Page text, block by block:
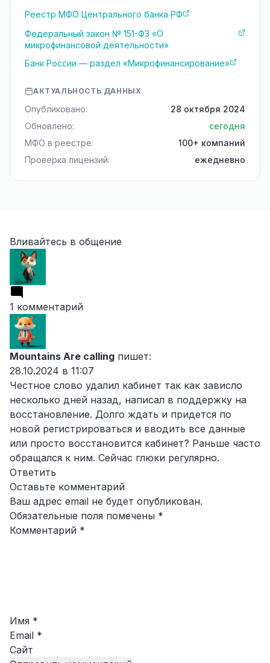
Реестр МФО Центрального банка РФ
Федеральный закон № 151-ФЗ «О
микрофинансовой деятельности»
Банк России — раздел «Микрофинансирование»
АКТУАЛЬНОСТЬ ДАННЫХ
Опубликовано:
28 октября 2024
Обновлено:
сегодня
МФО в реестре:
100+ компаний
Проверка лицензий:
ежедневно
Вливайтесь в общение
1 комментарий
Mountains Are calling пишет:
28.10.2024 в 11:07
Честное слово удалил кабинет так как зависло
несколько дней назад, написал в поддержку на
восстановление. Долго ждать и придется по
новой регистрироваться и вводить все данные
или просто восстановится кабинет? Раньше часто
обращался к ним. Сейчас глюки регулярно.
Ответить
Оставьте комментарий
Ваш адрес email не будет опубликован.
Обязательные поля помечены *
Комментарий *
Имя *
Email *
Сайт